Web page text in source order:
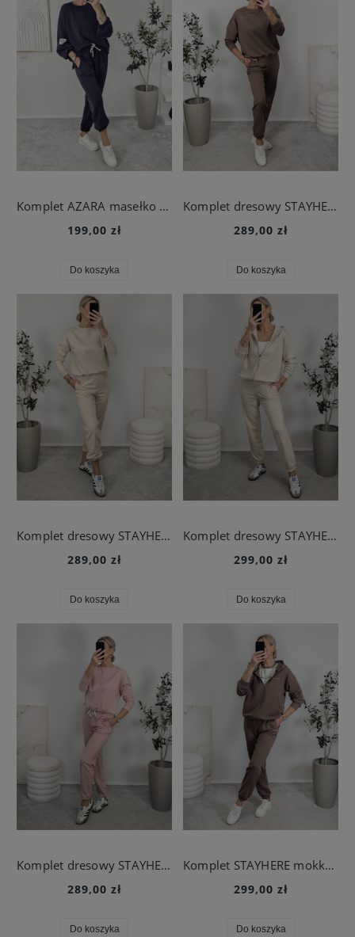
Komplet AZARA masełko granatowy
199,00 zł
Do koszyka
Komplet dresowy STAYHERE mokka
289,00 zł
Do koszyka
Komplet dresowy STAYHERE beż melanż
289,00 zł
Do koszyka
Komplet dresowy STAYHERE z bluzą z kapturem beż melanż
299,00 zł
Do koszyka
Komplet dresowy STAYHERE pudrowy róż
289,00 zł
Do koszyka
Komplet STAYHERE mokka z bluzą z kapturem
299,00 zł
Do koszyka